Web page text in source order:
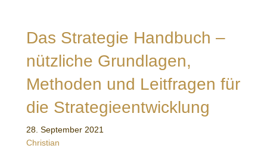
Das Strategie Handbuch –
nützliche Grundlagen,
Methoden und Leitfragen für
die Strategieentwicklung
28. September 2021
Christian